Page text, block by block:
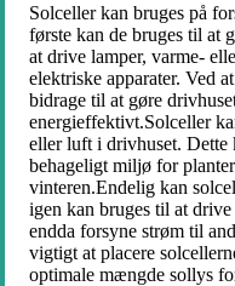
Solceller kan bruges på
første kan de bruges til at
at drive lamper, varme-
elektriske apparater. Ved
bidrage til at gøre
energieffektivt.Solceller
eller luft i drivhuset.
behageligt miljø for
vinteren.Endelig kan
igen kan bruges til at
endda forsyne strøm til
vigtigt at placere
optimale mængde sollys